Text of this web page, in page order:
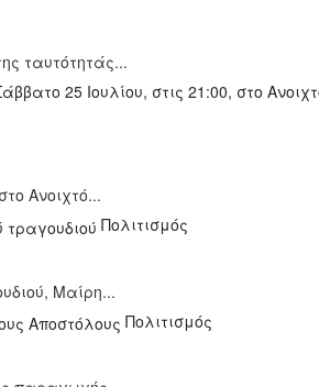
ταυτότητάς...
Ανοιχτό...
Πολιτισμός
Μαίρη...
Πολιτισμός